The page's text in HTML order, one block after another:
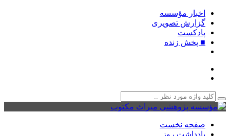
اخبار مؤسسه
گزارش تصویری
پادکست‌
■ پخش زنده
صفحه نخست
یادداشت روز